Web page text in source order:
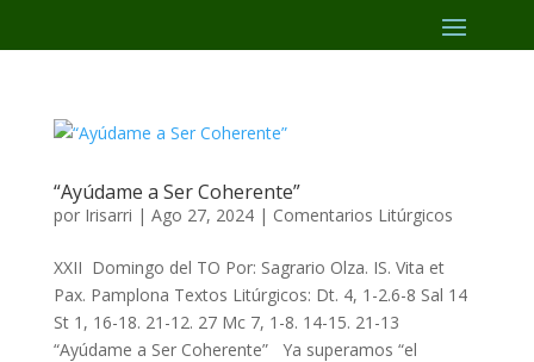
“Ayúdame a Ser Coherente”
por Irisarri | Ago 27, 2024| Comentarios Litúrgicos
XXII Domingo del TO Por: Sagrario Olza. IS. Vita et
Pax. Pamplona Textos Litúrgicos: Dt. 4, 1-2.6-8 Sal 14
St 1, 16-18. 21-12. 27 Mc 7, 1-8. 14-15. 21-13
“Ayúdame a Ser Coherente” Ya superamos “el